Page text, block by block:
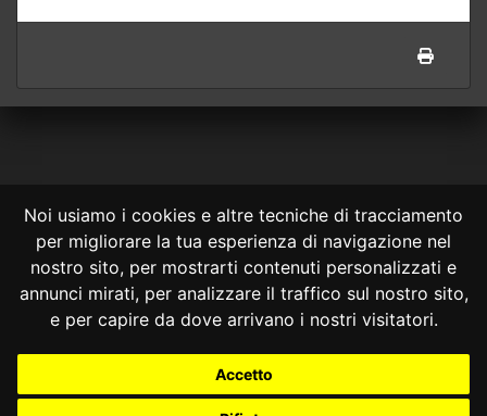
Noi usiamo i cookies e altre tecniche di tracciamento
per migliorare la tua esperienza di navigazione nel
nostro sito, per mostrarti contenuti personalizzati e
annunci mirati, per analizzare il traffico sul nostro sito,
e per capire da dove arrivano i nostri visitatori.
Accetto
CONSULTA ONLINE DAL 1995 -NOTE LEGALI
Consulta OnLine non ha prodotto e non è responsabile per i contenuti e
le informazioni legali di siti collegati.
costituisce una relazione di consulenza legale.
Nessuno deve confidare o agire in base alle informazioni disponibili in